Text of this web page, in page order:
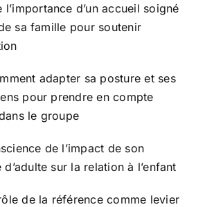
d’un accueil soigné
sa famille pour soutenir
adapter sa posture et ses
pour prendre en compte
le groupe
de l’impact de son
sur la relation à l’enfant
de la référence comme levier